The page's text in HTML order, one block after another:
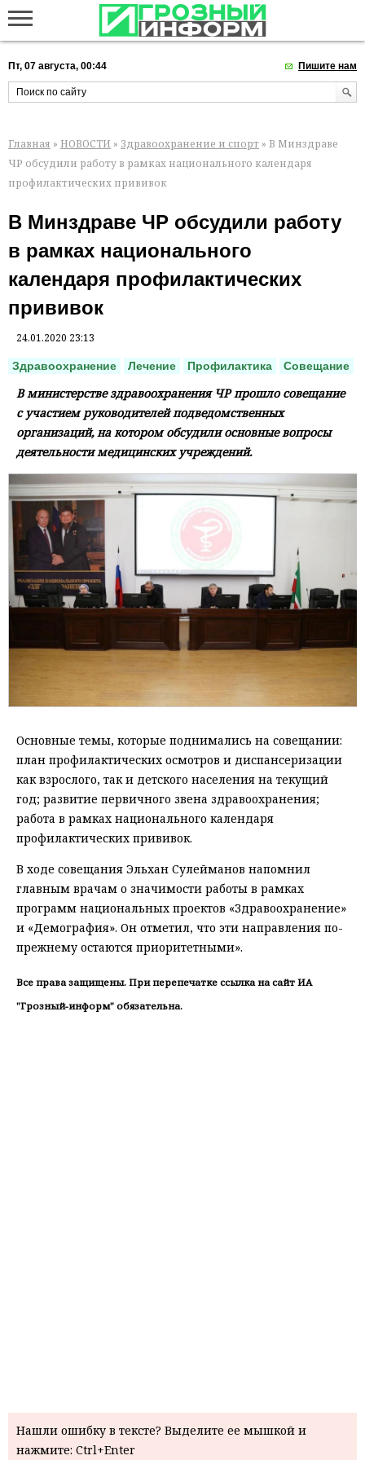
Пт, 07 августа, 00:44 Пишите нам
Главная » НОВОСТИ » Здравоохранение и спорт » В Минздраве
ЧР обсудили работу в рамках национального календаря
профилактических прививок
В Минздраве ЧР обсудили работу
в рамках национального
календаря профилактических
прививок
24.01.2020 23:13
Здравоохранение Лечение Профилактика Совещание
В министерстве здравоохранения ЧР прошло совещание
с участием руководителей подведомственных
организаций, на котором обсудили основные вопросы
деятельности медицинских учреждений.
Основные темы, которые поднимались на совещании:
план профилактических осмотров и диспансеризации
как взрослого, так и детского населения на текущий
год; развитие первичного звена здравоохранения;
работа в рамках национального календаря
профилактических прививок.
В ходе совещания Эльхан Сулейманов напомнил
главным врачам о значимости работы в рамках
программ национальных проектов «Здравоохранение»
и «Демография». Он отметил, что эти направления по-
прежнему остаются приоритетными».
Все права защищены. При перепечатке ссылка на сайт ИА
"Грозный-информ" обязательна.
Нашли ошибку в тексте? Выделите ее мышкой и
нажмите: Ctrl+Enter